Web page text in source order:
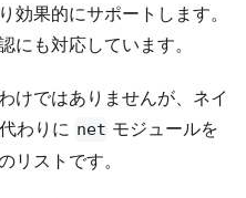
効果的にサポートします。
にも対応しています。
けではありませんが、ネイ
わりに net モジュールを
リストです。